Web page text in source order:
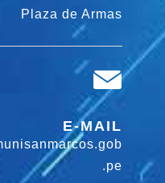
Plaza de Armas
E-MAIL
.pe